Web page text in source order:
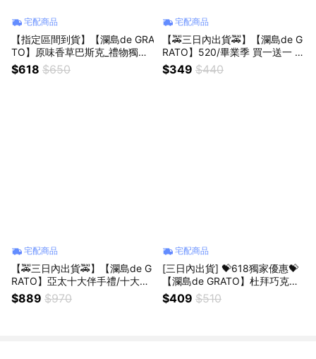
宅配商品
【指定區間到貨】【瀾島de GRA
TO】原味香草巴斯克_禮物獨賣
限定🎁獅子座生日快樂
$618 $650
宅配商品
【🚕三日內出貨🚕】【瀾島de G
RATO】520/畢業季 買一送一 玫
瑰檸檬塔_兩入組/四入禮盒贈 脆
皮泡芙三入 / 手寫信傳遞心意
$349 $440
宅配商品
【🚕三日內出貨🚕】【瀾島de G
RATO】亞太十大伴手禮/十大名
廚 監製 經典檸檬塔禮盒九入 贈
三入脆皮泡芙
$889 $970
宅配商品
[三日內出貨] 💝618獨家優惠💝
【瀾島de GRATO】杜拜巧克力
開心果麻糬塔四入 贈巧克力泡芙
兩入
$409 $510